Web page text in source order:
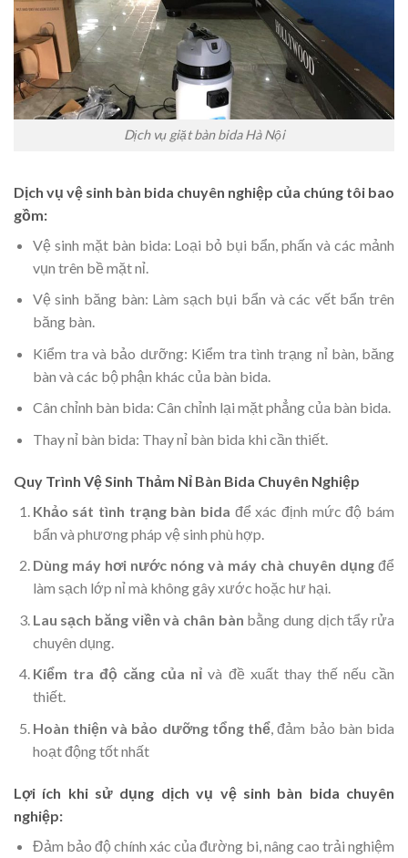
Dịch vụ giặt bàn bida Hà Nội
Dịch vụ vệ sinh bàn bida chuyên nghiệp của chúng tôi bao
gồm:
Vệ sinh mặt bàn bida: Loại bỏ bụi bẩn, phấn và các mảnh
vụn trên bề mặt nỉ.
Vệ sinh băng bàn: Làm sạch bụi bẩn và các vết bẩn trên
băng bàn.
Kiểm tra và bảo dưỡng: Kiểm tra tình trạng nỉ bàn, băng
bàn và các bộ phận khác của bàn bida.
Cân chỉnh bàn bida: Cân chỉnh lại mặt phẳng của bàn bida.
Thay nỉ bàn bida: Thay nỉ bàn bida khi cần thiết.
Quy Trình Vệ Sinh Thảm Nỉ Bàn Bida Chuyên Nghiệp
Khảo sát tình trạng bàn bida để xác định mức độ bám
bẩn và phương pháp vệ sinh phù hợp.
Dùng máy hơi nước nóng và máy chà chuyên dụngđể
làm sạch lớp nỉ mà không gây xước hoặc hư hại.
Lau sạch băng viền và chân bàn bằng dung dịch tẩy rửa
chuyên dụng.
Kiểm tra độ căng của nỉ và đề xuất thay thế nếu cần
thiết.
Hoàn thiện và bảo dưỡng tổng thể, đảm bảo bàn bida
hoạt động tốt nhất
Lợi ích khi sử dụng dịch vụ vệ sinh bàn bida chuyên
nghiệp:
Đảm bảo độ chính xác của đường bi, nâng cao trải nghiệm